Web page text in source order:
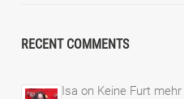
RECENT COMMENTS
Isa on Keine Furt